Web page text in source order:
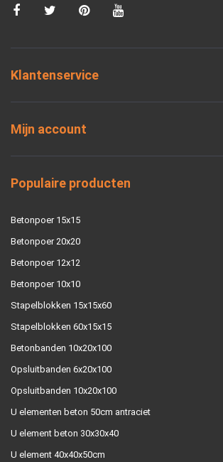
Klantenservice
Mijn account
Populaire producten
Betonpoer 15x15
Betonpoer 20x20
Betonpoer 12x12
Betonpoer 10x10
Stapelblokken 15x15x60
Stapelblokken 60x15x15
Betonbanden 10x20x100
Opsluitbanden 6x20x100
Opsluitbanden 10x20x100
U elementen beton 50cm antraciet
U element beton 30x30x40
U element 40x40x50cm